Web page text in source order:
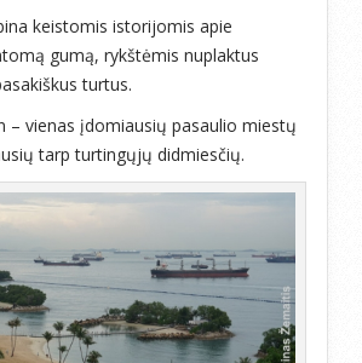
keistomis istorijomis apie
gumą, rykštėmis nuplaktus
turtus.
– vienas įdomiausių pasaulio miestų
tarp turtingųjų didmiesčių.